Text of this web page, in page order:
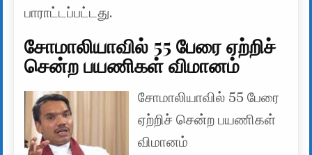
பாராட்டப்பட்டது.
சோமாலியாவில் 55 பேரை ஏற்றிச்
சென்ற பயணிகள் விமானம்
சோமாலியாவில் 55 பேரை
ஏற்றிச் சென்ற பயணிகள்
விமானம்